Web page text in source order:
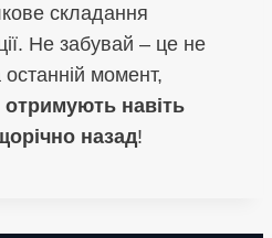
складання
Не забувай – це не
момент,
навіть
назад!